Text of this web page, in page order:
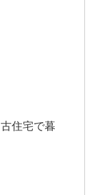
住宅で暮